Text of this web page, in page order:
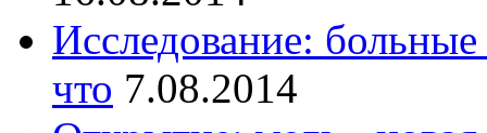
Исследование:
что 7.08.2014